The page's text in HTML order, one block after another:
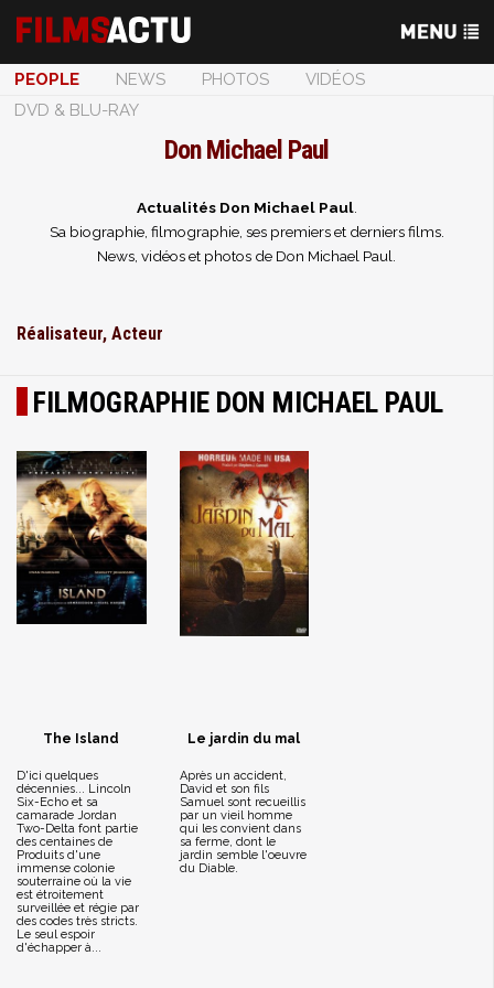
PEOPLE NEWS PHOTOS
VIDÉOS
DVD & BLU-RAY
Don Michael Paul
Actualités Don Michael Paul.
Sa biographie, filmographie, ses premiers et derniers films.
News, vidéos et photos de Don Michael Paul.
Réalisateur, Acteur
FILMOGRAPHIE DON MICHAEL PAUL
The Island
D'ici quelques
décennies... Lincoln
Six-Echo et sa
camarade Jordan
Two-Delta font partie
des centaines de
Produits d'une
immense colonie
souterraine où la vie
est étroitement
surveillée et régie par
des codes très stricts.
Le seul espoir
d'échapper à...
Le jardin du mal
Après un accident,
David et son fils
Samuel sont recueillis
par un vieil homme
qui les convient dans
sa ferme, dont le
jardin semble l'oeuvre
du Diable.